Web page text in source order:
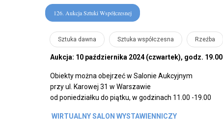
126. Aukcja Sztuki Współczesnej
Sztuka dawna Sztuka współczesna Rzeźba
Aukcja: 10 października 2024 (czwartek), godz. 19.00
Obiekty można obejrzeć w Salonie Aukcyjnym
przy ul. Karowej 31 w Warszawie
od poniedziałku do piątku, w godzinach 11.00 -19.00
WIRTUALNY SALON WYSTAWIENNICZY